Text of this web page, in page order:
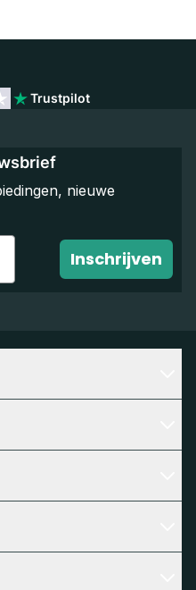
Trustpilot
nieuwe
Inschrijven